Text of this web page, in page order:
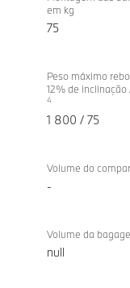
em kg
75
Peso máximo
12% de
4
1 800 / 75
Volume do
-
Volume da
null